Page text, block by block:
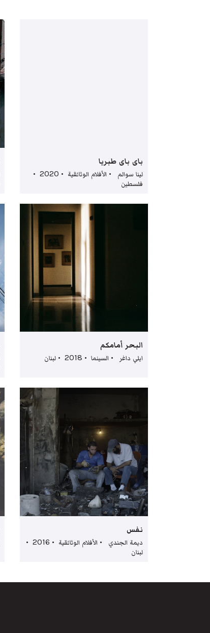
باي باي طبريا
لينا سوالم • الأفلام الوثائقية • 2020 •
فلسطين
البحر أمامكم
ايلي داغر • السينما • 2018 • لبنان
نفس
ديمة الجندي • الأفلام الوثائقية • 2016 •
لبنان